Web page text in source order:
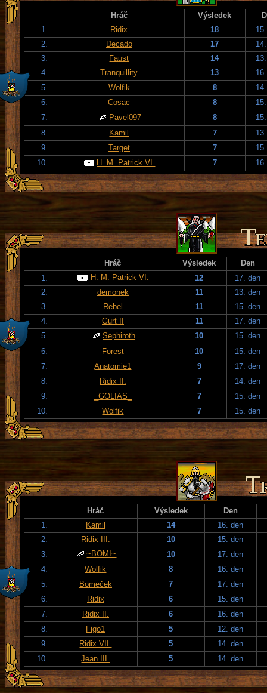
Hráč Výsledek
1.
Ridix 18
2.
Decado 17
3.
Faust 14
4.
Tranquillity 13
5.
Wolfik 8
6.
Cosac 8
7.
Pavel097 8
8.
Kamil 7
9.
Target 7
10.
H. M. Patrick VI. 7
Hráč Výsledek
Den
1.
H. M. Patrick VI. 12
17. den
2.
demonek 11
13. den
3.
Rebel 11
15. den
4.
Gurt II 11
17. den
5.
Sephiroth 10
15. den
6.
Forest 10
15. den
7.
Anatomie1 9
17. den
8.
Ridix II. 7
14. den
9.
_GOLIAS_ 7
15. den
10.
Wolfik 7 15. den
Hráč Výsledek
Den
1.
Kamil 14
16. den
2.
Ridix III. 10
15. den
3.
~BOMI~ 10
17. den
4.
Wolfik 8
16. den
5.
Bomeček 7
17. den
6.
Ridix 6
15. den
7.
Ridix II. 6
16. den
8.
Figo1 5
12. den
9.
Ridix VII. 5
14. den
10.
Jean III. 5 14. den